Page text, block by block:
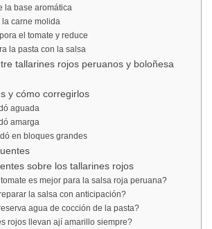
la base aromática
la carne molida
el tomate y reduce
la pasta con la salsa
tallarines rojos peruanos y boloñesa
y cómo corregirlos
aguada
amarga
en bloques grandes
sobre los tallarines rojos
es mejor para la salsa roja peruana?
la salsa con anticipación?
agua de cocción de la pasta?
rojos llevan ají amarillo siempre?